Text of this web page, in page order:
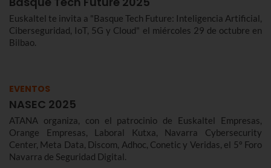
Euskaltel te invita a "Basque Tech Future: Inteligencia Artificial,
Ciberseguridad, IoT, 5G y Cloud" el miércoles 29 de octubre en
Bilbao.
EVENTOS
NASEC 2025
ATANA organiza, con el patrocinio de Euskaltel Empresas,
Orange Empresas, Laboral Kutxa, Navarra Cybersecurity
Center, Meta Data, Discom, Adhoc, Conetic y Veridas, el 5º Foro
Navarra de Seguridad Digital.